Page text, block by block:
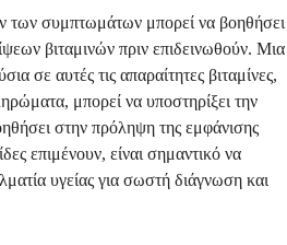
των συμπτωμάτων μπορεί να βοηθήσει
βιταμινών πριν επιδεινωθούν. Μια
σε αυτές τις απαραίτητες βιταμίνες,
μπορεί να υποστηρίξει την
στην πρόληψη της εμφάνισης
επιμένουν, είναι σημαντικό να
υγείας για σωστή διάγνωση και